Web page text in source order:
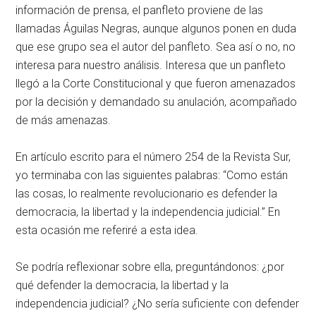
información de prensa, el panfleto proviene de las
llamadas Águilas Negras, aunque algunos ponen en duda
que ese grupo sea el autor del panfleto. Sea así o no, no
interesa para nuestro análisis. Interesa que un panfleto
llegó a la Corte Constitucional y que fueron amenazados
por la decisión y demandado su anulación, acompañado
de más amenazas.
En artículo escrito para el número 254 de la Revista Sur,
yo terminaba con las siguientes palabras: “Como están
las cosas, lo realmente revolucionario es defender la
democracia, la libertad y la independencia judicial.” En
esta ocasión me referiré a esta idea.
Se podría reflexionar sobre ella, preguntándonos: ¿por
qué defender la democracia, la libertad y la
independencia judicial? ¿No sería suficiente con defender